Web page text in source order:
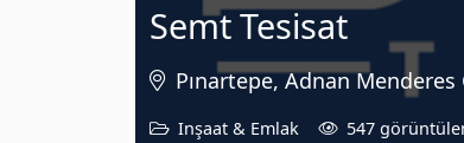
Semt Tesisat
Pınartepe, Adnan
Inşaat & Emlak 547